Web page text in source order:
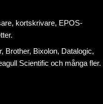
, kortskrivare, EPOS-
.
Brother, Bixolon, Datalogic,
Scientific och många fler.